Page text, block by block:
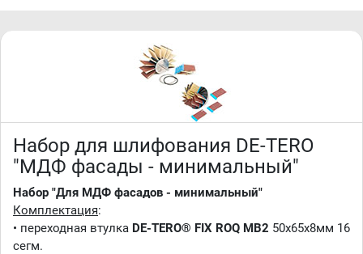
• щетка шлифовальная DE-TERO® Flex MB2 30х40/45х3мм
Набор для шлифования DE-TERO
"МДФ фасады - минимальный"
Набор "Для МДФ фасадов - минимальный"
Комплектация:
• переходная втулка DE-TERO® FIX ROQ MB2 50х65х8мм 16
сегм.